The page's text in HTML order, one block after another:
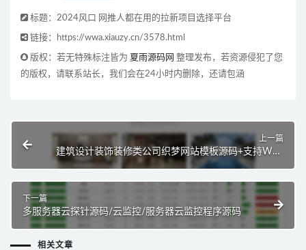
标题：2024风口 网推人都在用的拉新项目选择平台
链接：https://wwa.xiauzy.cn/3578.html
版权：若无特殊标注皆为 夏雨源码网 整理发布，若资源侵犯了您
的版权，请联系站长，我们会在24小时内删除，还请包涵
上一篇
建筑设计装饰装修类公司织梦网站模板源码+支持WAP
端响应式
下一篇
多服务器云探针源码/云监控/服务器云监控程序源码
相关文章